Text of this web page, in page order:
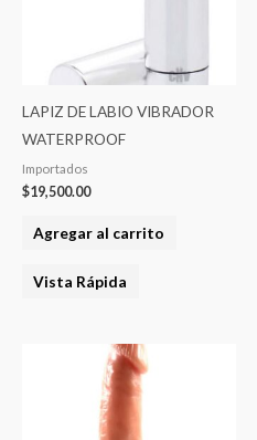
LAPIZ DE LABIO VIBRADOR
WATERPROOF
Importados
$19,500.00
Agregar al carrito
Vista Rápida